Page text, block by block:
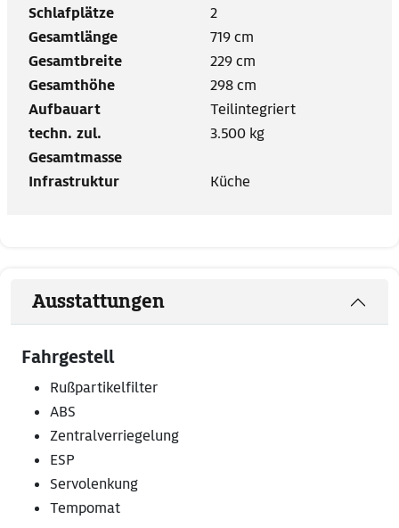
Schlafplätze
2
Gesamtlänge
719 cm
Gesamtbreite
229 cm
Gesamthöhe
298 cm
Aufbauart
Teilintegriert
techn. zul.
Gesamtmasse
3.500 kg
Infrastruktur Küche
Ausstattungen
Fahrgestell
Rußpartikelfilter
ABS
Zentralverriegelung
ESP
Servolenkung
Tempomat